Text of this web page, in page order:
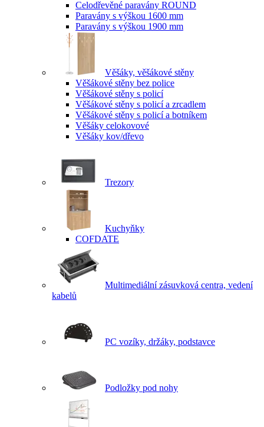
Celodřevěné paravány ROUND
Paravány s výškou 1600 mm
Paravány s výškou 1900 mm
Věšáky, věšákové stěny
Věšákové stěny bez police
Věšákové stěny s policí
Věšákové stěny s policí a zrcadlem
Věšákové stěny s policí a botníkem
Věšáky celokovové
Věšáky kov/dřevo
Trezory
Kuchyňky
COFDATE
Multimediální zásuvková centra, vedení
kabelů
PC vozíky, držáky, podstavce
Podložky pod nohy